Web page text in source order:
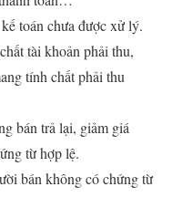
toán chưa được xử lý.
tài khoản phải thu,
tính chất phải thu
bán trả lại, giảm giá
từ hợp lệ.
bán không có chứng từ